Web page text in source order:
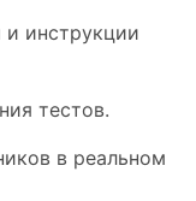
и инструкции
тестов.
в реальном